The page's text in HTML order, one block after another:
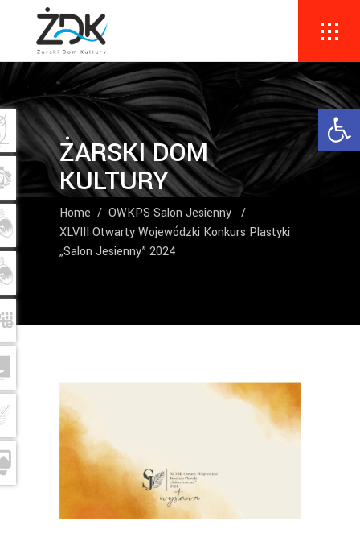
ŻARSKI DOM
KULTURY
Home / OWKPS Salon Jesienny /
XLVIII Otwarty Wojewódzki Konkurs Plastyki
„Salon Jesienny” 2024